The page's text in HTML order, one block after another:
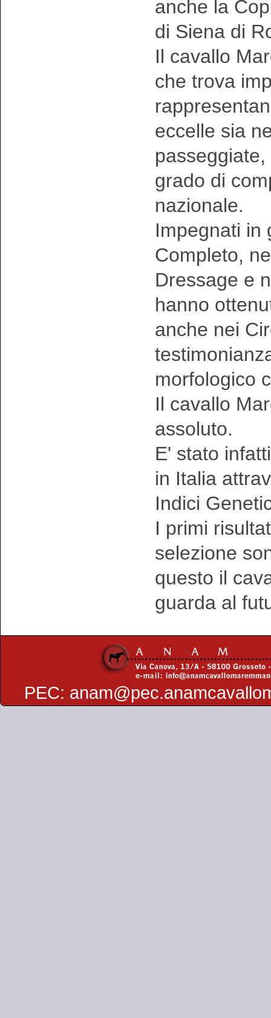
anche la
di Siena di
Il cavallo
che trova
eccelle sia
grado di
nazionale.
Impegnati in
Completo,
Dressage e
hanno
anche nei
morfologico
Il cavallo
assoluto.
E' stato
in Italia
Indici
I primi
selezione
questo il
guarda al
PEC: